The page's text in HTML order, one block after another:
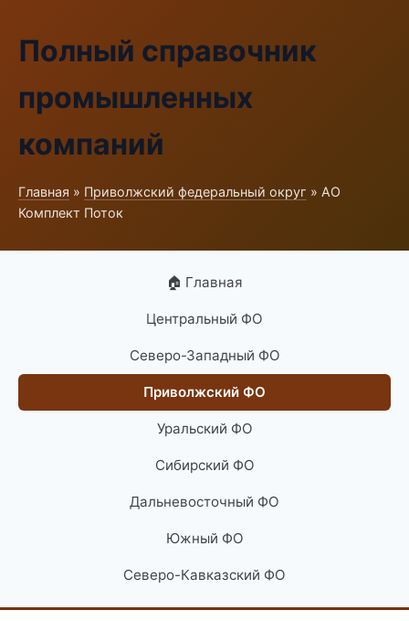
Полный справочник
промышленных
компаний
Главная » Приволжский федеральный округ » АО
Комплект Поток
🏠 Главная
Центральный ФО
Северо-Западный ФО
Приволжский ФО
Уральский ФО
Сибирский ФО
Дальневосточный ФО
Южный ФО
Северо-Кавказский ФО